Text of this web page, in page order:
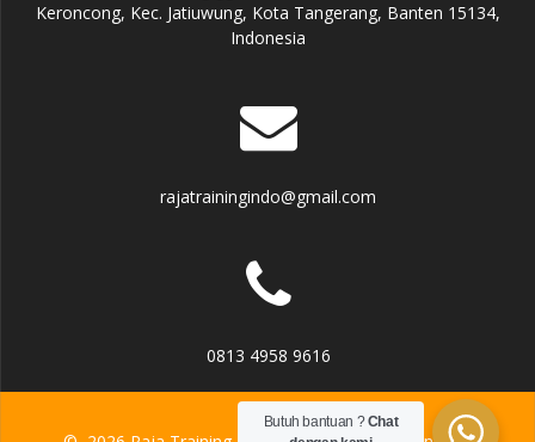
Keroncong, Kec. Jatiuwung, Kota Tangerang, Banten 15134,
Indonesia
rajatrainingindo@gmail.com
0813 4958 9616
Butuh bantuan ?Chat